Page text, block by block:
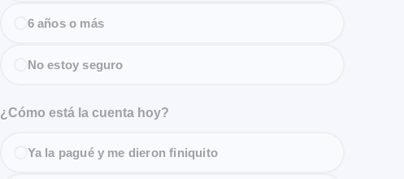
6 años o más
No estoy seguro
¿Cómo está la cuenta hoy?
Ya la pagué y me dieron finiquito